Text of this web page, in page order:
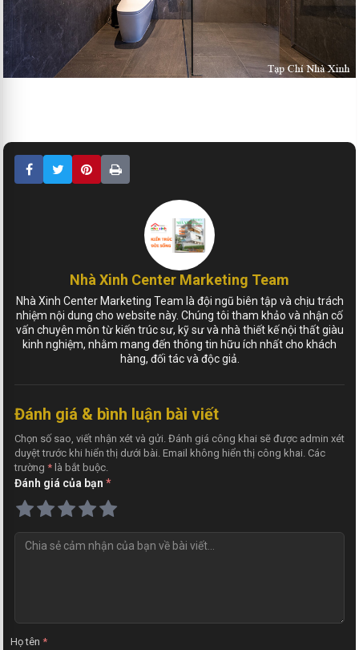
Nhà Xinh Center Marketing Team
Nhà Xinh Center Marketing Team là đội ngũ biên tập và chịu trách
nhiệm nội dung cho website này. Chúng tôi tham khảo và nhận cố
vấn chuyên môn từ kiến trúc sư, kỹ sư và nhà thiết kế nội thất giàu
kinh nghiệm, nhằm mang đến thông tin hữu ích nhất cho khách
hàng, đối tác và độc giả.
Đánh giá & bình luận bài viết
Chọn số sao, viết nhận xét và gửi. Đánh giá công khai sẽ được admin xét
duyệt trước khi hiển thị dưới bài. Email không hiển thị công khai. Các
trường * là bắt buộc.
Đánh giá của bạn *
Họ tên *